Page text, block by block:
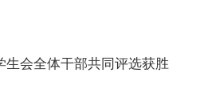
生会全体干部共同评选获胜